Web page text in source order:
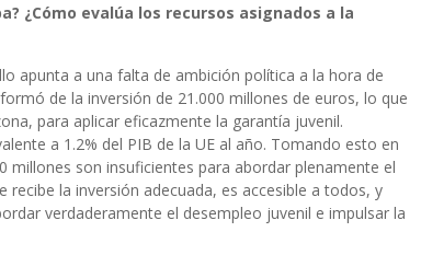
¿Cómo evalúa los recursos asignados a la
apunta a una falta de ambición política a la hora de
de la inversión de 21.000 millones de euros, lo que
para aplicar eficazmente la garantía juvenil.
a 1.2% del PIB de la UE al año. Tomando esto en
millones son insuficientes para abordar plenamente el
la inversión adecuada, es accesible a todos, y
verdaderamente el desempleo juvenil e impulsar la